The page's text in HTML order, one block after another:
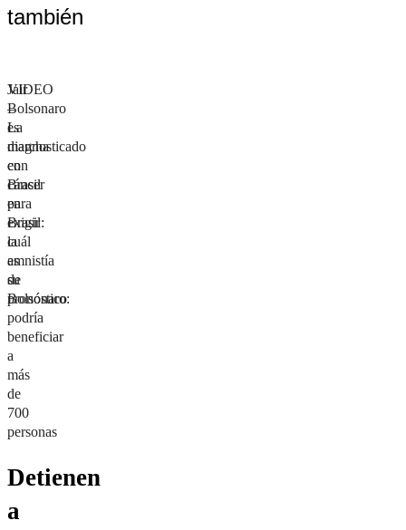
también
Jair
Bolsonaro
es
diagnosticado
con
cáncer
en
Brasil:
cuál
es
su
pronóstico
VIDEO
–
La
marcha
en
Brasil
para
exigir
la
amnistía
de
Bolsonaro:
podría
beneficiar
a
más
de
700
personas
Detienen
a